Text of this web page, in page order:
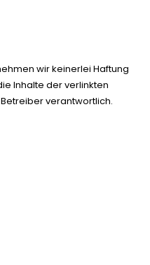
wir keinerlei Haftung
Inhalte der verlinkten
verantwortlich.